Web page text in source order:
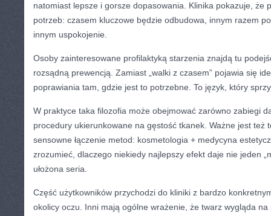
natomiast lepsze i gorsze dopasowania. Klinika pokazuje, że
potrzeb: czasem kluczowe będzie odbudowa, innym razem
innym uspokojenie.
Osoby zainteresowane profilaktyką starzenia znajdą tu
rozsądną prewencją. Zamiast „walki z czasem” pojawia się
poprawiania tam, gdzie jest to potrzebne. To język, który
W praktyce taka filozofia może obejmować zarówno zabiegi
procedury ukierunkowane na gęstość tkanek. Ważne jest też
sensowne łączenie metod: kosmetologia + medycyna
zrozumieć, dlaczego niekiedy najlepszy efekt daje nie jeden
ułożona seria.
Część użytkowników przychodzi do kliniki z bardzo
okolicy oczu. Inni mają ogólne wrażenie, że twarz wygląda na